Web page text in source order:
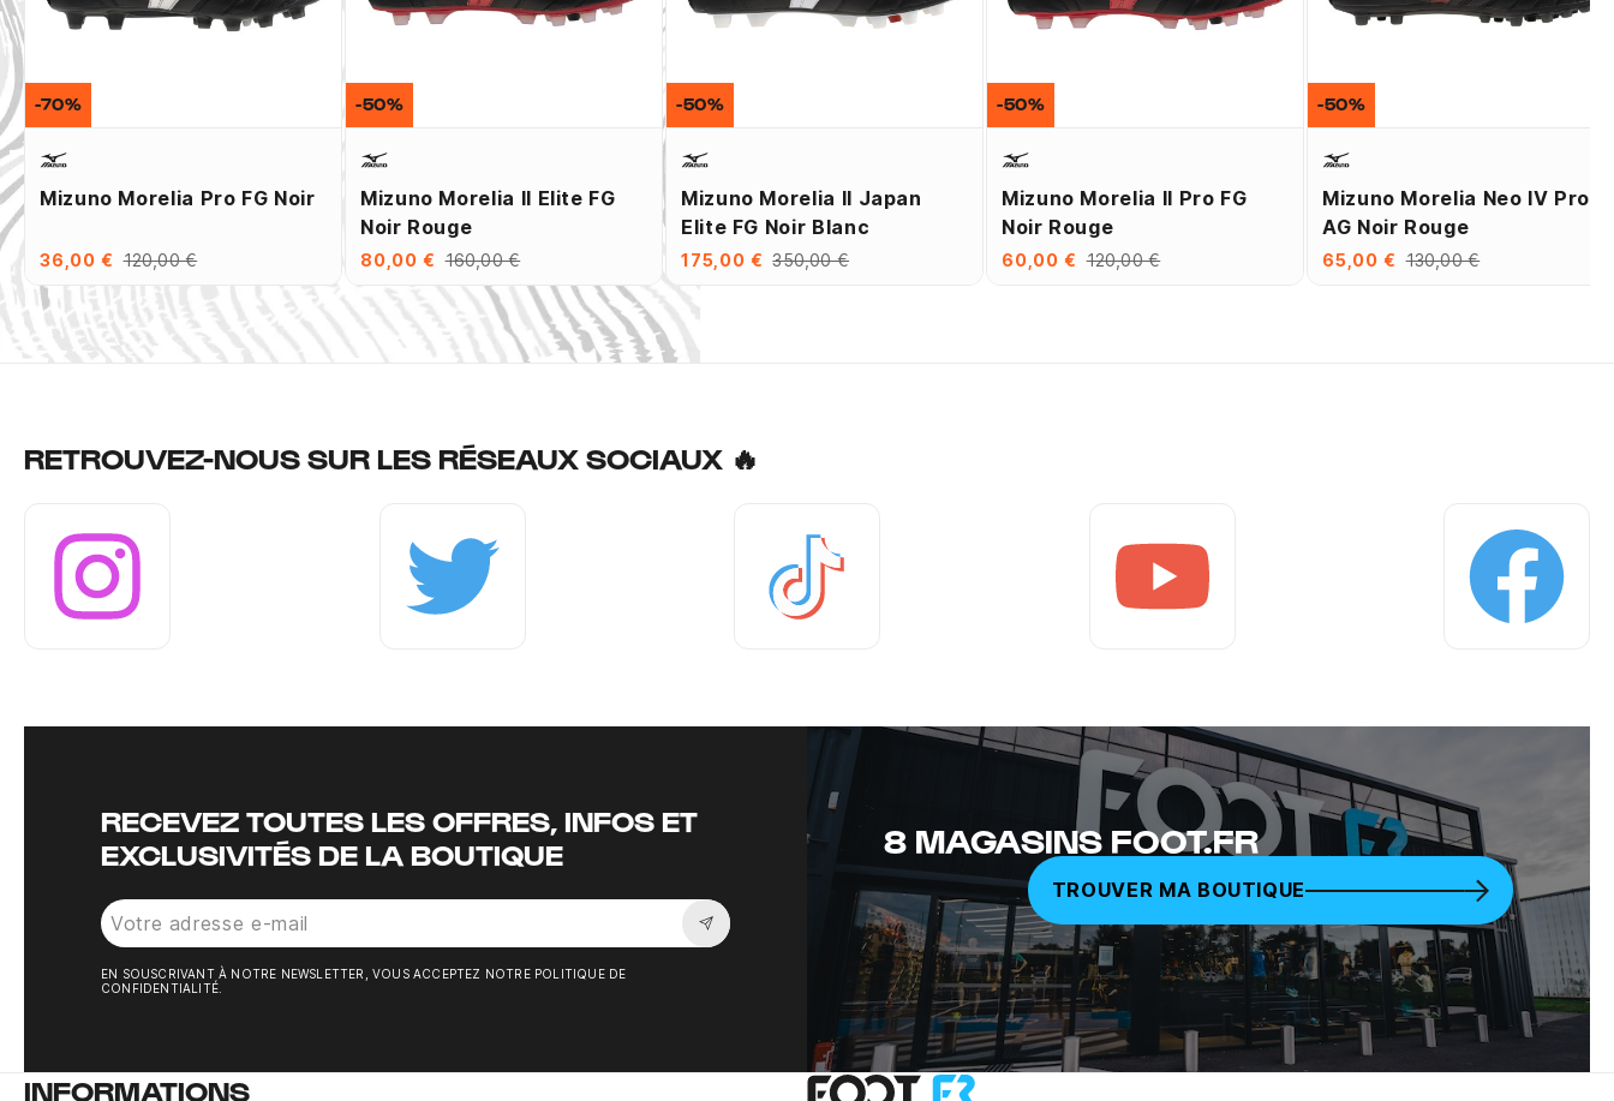
Mizuno Morelia Pro FG Noir
36,00 € 120,00 €
-70%
Mizuno Morelia II Elite FG
Noir Rouge
80,00 € 160,00 €
-50%
Mizuno Morelia II Japan
Elite FG Noir Blanc
175,00 € 350,00 €
-50%
Mizuno Morelia II Pro FG
Noir Rouge
60,00 € 120,00 €
-50%
Mizuno Morelia Neo IV Pro
AG Noir Rouge
65,00 € 130,00 €
-50%
RETROUVEZ-NOUS SUR LES RÉSEAUX SOCIAUX 🔥
RECEVEZ TOUTES LES OFFRES, INFOS ET
EXCLUSIVITÉS DE LA BOUTIQUE
Souscrire à la newsletter
EN SOUSCRIVANT À NOTRE NEWSLETTER, VOUS ACCEPTEZ NOTRE POLITIQUE DE
CONFIDENTIALITÉ.
8 MAGASINS FOOT.FR
TROUVER MA BOUTIQUE
INFORMATIONS